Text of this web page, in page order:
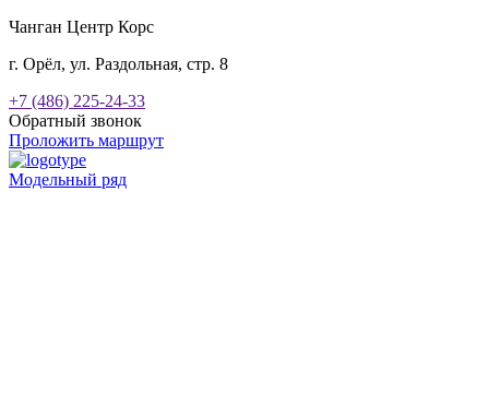
Чанган Центр Корс
г. Орёл, ул. Раздольная, стр. 8
+7 (486) 225-24-33
Обратный звонок
Проложить маршрут
Модельный ряд